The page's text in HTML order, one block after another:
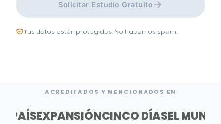
Solicitar Estudio Gratuito
Tus datos están protegidos. No hacemos spam.
ACREDITADOS Y MENCIONADOS EN
PAÍSEXPANSIÓNCINCO DÍASEL